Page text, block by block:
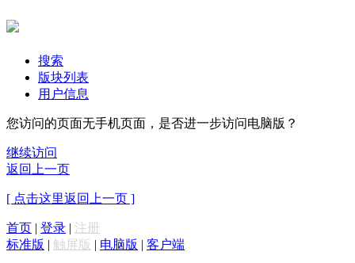
搜索
版块列表
用户信息
您访问的页面无手机页面，是否进一步访问电脑版？
继续访问
返回上一页
[ 点击这里返回上一页 ]
首页 | 登录 | 注册
标准版 | 触屏版 | 电脑版 | 客户端